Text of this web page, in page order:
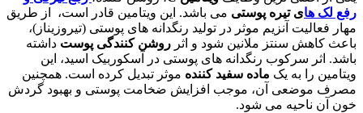
رفع لک های تیره پوستی می باشد. این ویتامین قادر است، از طریق
مهار فعالیت آنزیم موثر در تولید رنگدانه های پوستی (تیروزیناز)،
باعث کاهش سنتز ملانین شود و اثر روشن کنندگی پوست داشته
باشد. اثر سرکوب رنگدانه های پوستی در آسکوربیک اسید، این
ویتامین را به یک ماده سفید کننده موثر تبدیل کرده است. همچنین
مصرف موضعی آن، موجب افزایش ضخامت پوستی و بهبود گردش
خون آن ناحیه می شود.